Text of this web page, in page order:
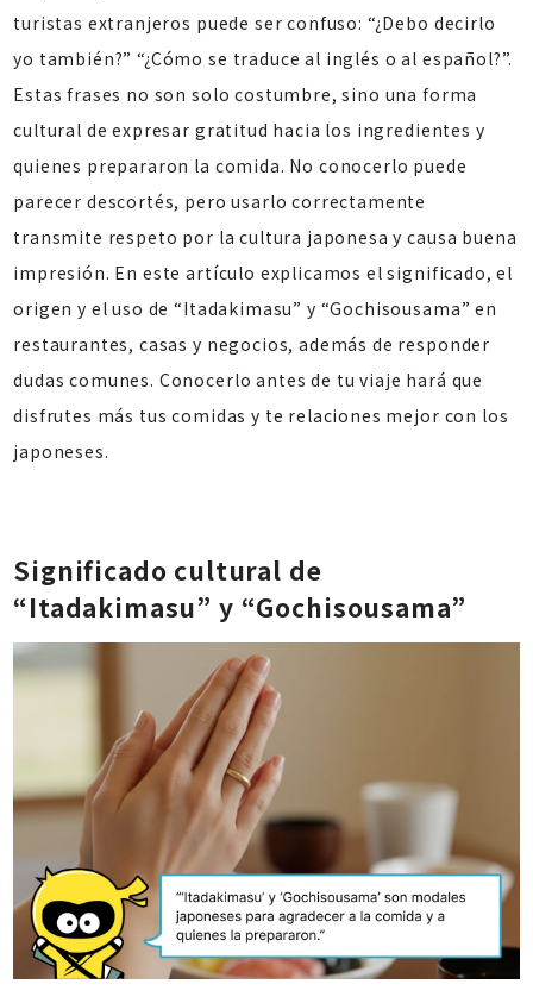
turistas extranjeros puede ser confuso: “¿Debo decirlo
yo también?” “¿Cómo se traduce al inglés o al español?”.
Estas frases no son solo costumbre, sino una forma
cultural de expresar gratitud hacia los ingredientes y
quienes prepararon la comida. No conocerlo puede
parecer descortés, pero usarlo correctamente
transmite respeto por la cultura japonesa y causa buena
impresión. En este artículo explicamos el significado, el
origen y el uso de “Itadakimasu” y “Gochisousama” en
restaurantes, casas y negocios, además de responder
dudas comunes. Conocerlo antes de tu viaje hará que
disfrutes más tus comidas y te relaciones mejor con los
japoneses.
Significado cultural de
“Itadakimasu” y “Gochisousama”